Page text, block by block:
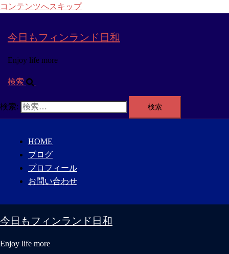
コンテンツへスキップ
今日もフィンランド日和
Enjoy life more
検索
検索:
HOME
ブログ
プロフィール
お問い合わせ
今日もフィンランド日和
Enjoy life more